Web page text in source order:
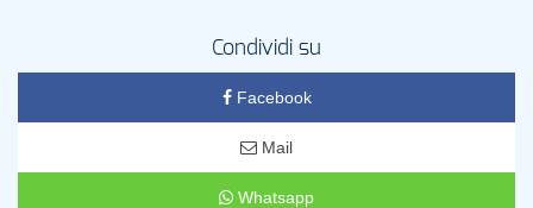
Condividi su
Facebook
Mail
Whatsapp